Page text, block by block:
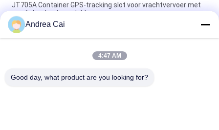
JT705A Container GPS-tracking slot voor vrachtvervoer met
op afstand ontgrendeld
Anti-diefstal 15000mAh-Batterij GPS die Hangslot met
Afstandsbediening volgen
Jointech JT709A Container GPS tracking hangslot waterdicht
Andrea Cai
4:47 AM
Good day, what product are you looking for?